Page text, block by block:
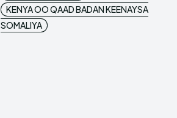
KENYA OO QAAD BADAN KEENAYSA
SOMALIYA